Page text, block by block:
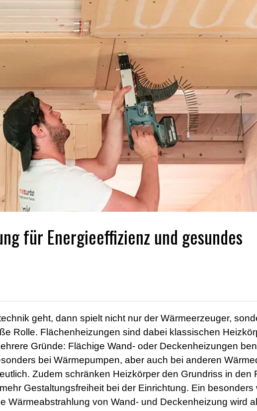
für Energieeffizienz und gesundes
geht, dann spielt nicht nur der Wärmeerzeuger,
Rolle. Flächenheizungen sind dabei klassischen
Gründe: Flächige Wand- oder Deckenheizungen
bei Wärmepumpen, aber auch bei anderen
Zudem schränken Heizkörper den Grundriss in den
Gestaltungsfreiheit bei der Einrichtung. Ein besonders
Wärmeabstrahlung von Wand- und Deckenheizung wird